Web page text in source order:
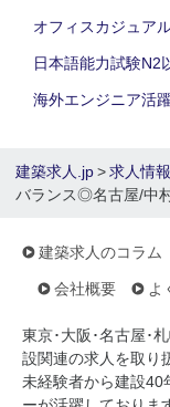
オフィスカジュア
日本語能力試験N2
海外エンジニア活
建築求人.jp>求人情報
バランス◎名古屋/中村
建築求人のコラム
会社概要
よ
東京･大阪･名古屋･
設関連の求人を取り
未経験者から建設40